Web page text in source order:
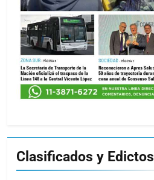
Clasificados y Edictos